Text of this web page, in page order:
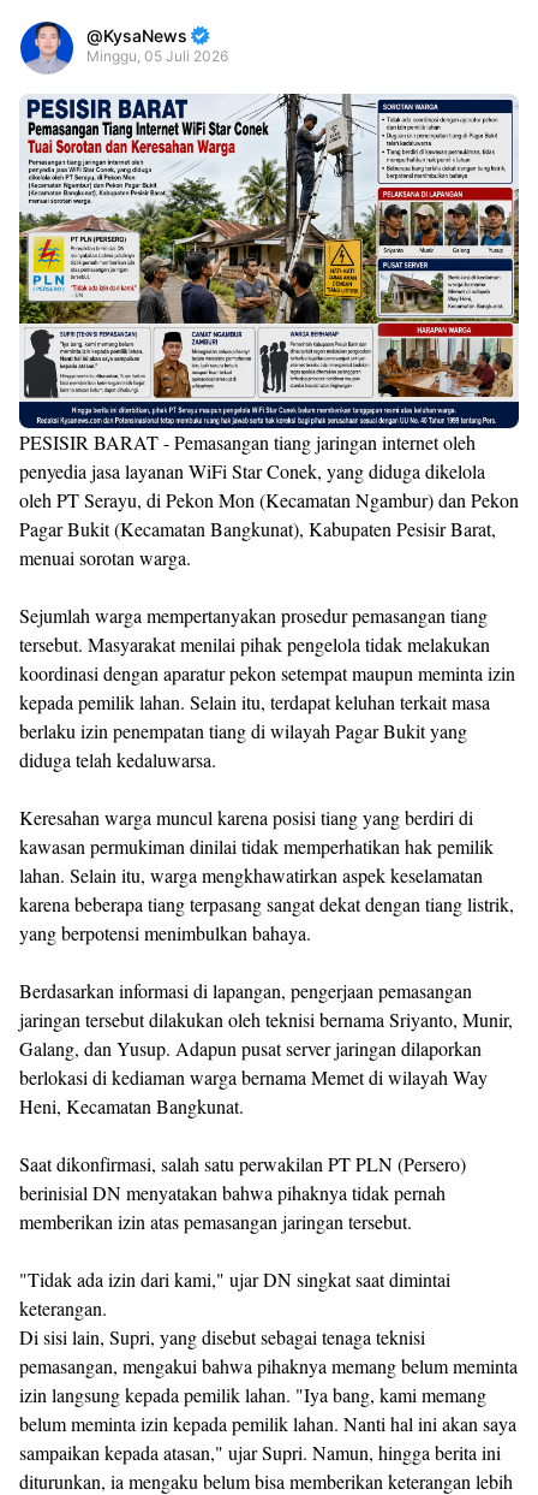
KysaNews
Minggu, 05 Juli 2026
Premium
By
Raushan
Design
With
Shroff
Templates
PESISIR BARAT - Pemasangan tiang jaringan internet oleh
penyedia jasa layanan WiFi Star Conek, yang diduga dikelola
oleh PT Serayu, di Pekon Mon (Kecamatan Ngambur) dan Pekon
Pagar Bukit (Kecamatan Bangkunat), Kabupaten Pesisir Barat,
menuai sorotan warga.
​Sejumlah warga mempertanyakan prosedur pemasangan tiang
tersebut. Masyarakat menilai pihak pengelola tidak melakukan
koordinasi dengan aparatur pekon setempat maupun meminta izin
kepada pemilik lahan. Selain itu, terdapat keluhan terkait masa
berlaku izin penempatan tiang di wilayah Pagar Bukit yang
diduga telah kedaluwarsa.
​Keresahan warga muncul karena posisi tiang yang berdiri di
kawasan permukiman dinilai tidak memperhatikan hak pemilik
lahan. Selain itu, warga mengkhawatirkan aspek keselamatan
karena beberapa tiang terpasang sangat dekat dengan tiang listrik,
yang berpotensi menimbulkan bahaya.
​Berdasarkan informasi di lapangan, pengerjaan pemasangan
jaringan tersebut dilakukan oleh teknisi bernama Sriyanto, Munir,
Galang, dan Yusup. Adapun pusat server jaringan dilaporkan
berlokasi di kediaman warga bernama Memet di wilayah Way
Heni, Kecamatan Bangkunat.
​Saat dikonfirmasi, salah satu perwakilan PT PLN (Persero)
berinisial DN menyatakan bahwa pihaknya tidak pernah
memberikan izin atas pemasangan jaringan tersebut.
​"Tidak ada izin dari kami," ujar DN singkat saat dimintai
keterangan.
​Di sisi lain, Supri, yang disebut sebagai tenaga teknisi
pemasangan, mengakui bahwa pihaknya memang belum meminta
izin langsung kepada pemilik lahan. "Iya bang, kami memang
belum meminta izin kepada pemilik lahan. Nanti hal ini akan saya
sampaikan kepada atasan," ujar Supri. Namun, hingga berita ini
diturunkan, ia mengaku belum bisa memberikan keterangan lebih